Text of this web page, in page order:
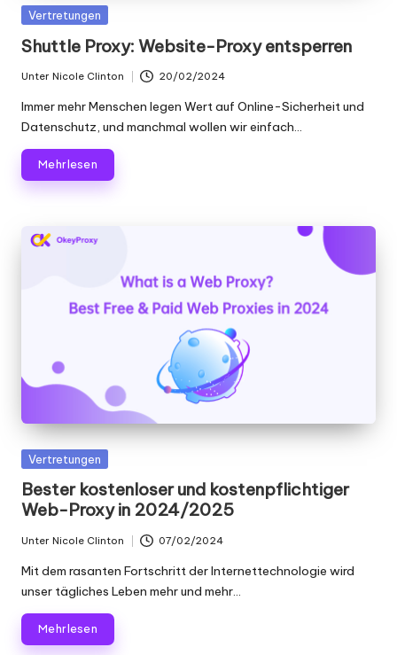
Gepostet
Vertretungen
Shuttle Proxy: Website-Proxy entsperren
von
Unter Nicole Clinton 20/02/2024
Immer mehr Menschen legen Wert auf Online-Sicherheit und
Datenschutz, und manchmal wollen wir einfach...
Mehr lesen
Gepostet
Vertretungen
Bester kostenloser und kostenpflichtiger
Web-Proxy in 2024/2025
von
Unter Nicole Clinton 07/02/2024
Mit dem rasanten Fortschritt der Internettechnologie wird
unser tägliches Leben mehr und mehr...
Mehr lesen